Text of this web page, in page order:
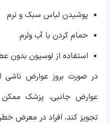
پوشیدن لباس سبک و نرم
حمام کردن با آب ولرم
استفاده از لوسیون بدون
در صورت بروز عوارض
عوارض جانبی، پزشک
تجویز کند، افراد در معرض